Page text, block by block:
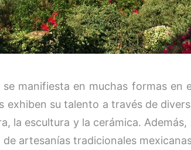
manifiesta en muchas formas en
exhiben su talento a través de
la escultura y la cerámica.
artesanías tradicionales